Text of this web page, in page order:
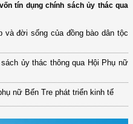
tín dụng chính sách ủy thác qua
và đời sống của đồng bào dân tộc
ủy thác thông qua Hội Phụ nữ
nữ Bến Tre phát triển kinh tế